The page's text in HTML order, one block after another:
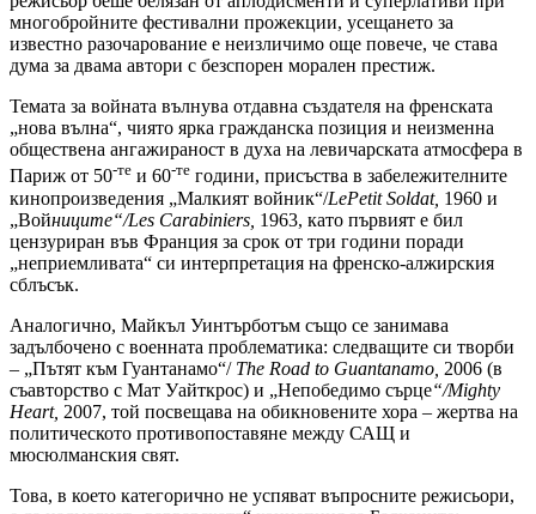
многобройните фестивални прожекции, усещането за
известно разочарование е неизличимо още повече, че става
дума за двама автори с безспорен морален престиж.
Темата за войната вълнува отдавна създателя на френската
„нова вълна“, чиято ярка гражданска позиция и неизменна
обществена ангажираност в духа на левичарската атмосфера в
Париж от 50-те и 60-те години, присъства в забележителните
кинопроизведения „Малкият войник“/LePetit Soldat, 1960 и
„Войниците“/Les Carabiniers, 1963, като първият е бил
цензуриран във Франция за срок от три години поради
„неприемливата“ си интерпретация на френско-алжирския
сблъсък.
Аналогично, Майкъл Уинтърботъм също се занимава
задълбочено с военната проблематика: следващите си творби
– „Пътят към Гуантанамо“/ The Road to Guantanamo, 2006 (в
съавторство с Мат Уайткрос) и „Непобедимо сърце“/Mighty
Heart, 2007, той посвещава на обикновените хора – жертва на
политическото противопоставяне между САЩ и
мюсюлманския свят.
Това, в което категорично не успяват въпросните режисьори,